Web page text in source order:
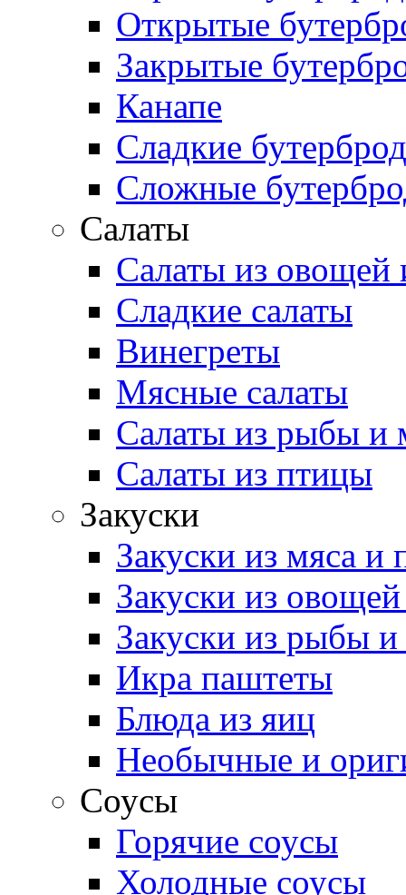
Открытые
Закрытые
Канапе
Сладкие
Сложные
Салаты
Салаты из овощей
Сладкие салаты
Винегреты
Мясные салаты
Салаты из рыбы и
Салаты из птицы
Закуски
Закуски из мяса и
Закуски из
Закуски из рыбы
Икра паштеты
Блюда из яиц
Необычные и
Соусы
Горячие соусы
Холодные соусы